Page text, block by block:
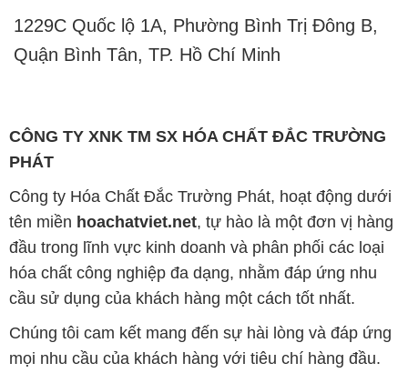
1229C Quốc lộ 1A, Phường Bình Trị Đông B,
Quận Bình Tân, TP. Hồ Chí Minh
CÔNG TY XNK TM SX HÓA CHẤT ĐẮC TRƯỜNG
PHÁT
Công ty Hóa Chất Đắc Trường Phát, hoạt động dưới
tên miền hoachatviet.net, tự hào là một đơn vị hàng
đầu trong lĩnh vực kinh doanh và phân phối các loại
hóa chất công nghiệp đa dạng, nhằm đáp ứng nhu
cầu sử dụng của khách hàng một cách tốt nhất.
Chúng tôi cam kết mang đến sự hài lòng và đáp ứng
mọi nhu cầu của khách hàng với tiêu chí hàng đầu.